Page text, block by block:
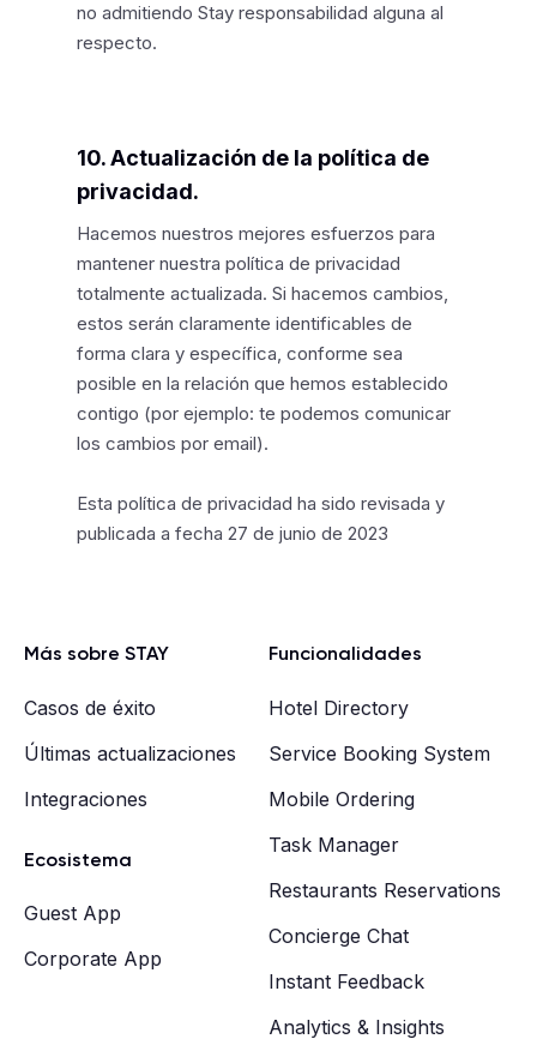
no admitiendo Stay responsabilidad alguna al
respecto.
10. Actualización de la política de
privacidad.
Hacemos nuestros mejores esfuerzos para
mantener nuestra política de privacidad
totalmente actualizada. Si hacemos cambios,
estos serán claramente identificables de
forma clara y específica, conforme sea
posible en la relación que hemos establecido
contigo (por ejemplo: te podemos comunicar
los cambios por email).
Esta política de privacidad ha sido revisada y
publicada a fecha 27 de junio de 2023
Más sobre STAY
Casos de éxito
Últimas actualizaciones
Integraciones
Ecosistema
Guest App
Corporate App
Funcionalidades
Hotel Directory
Service Booking System
Mobile Ordering
Task Manager
Restaurants Reservations
Concierge Chat
Instant Feedback
Analytics & Insights